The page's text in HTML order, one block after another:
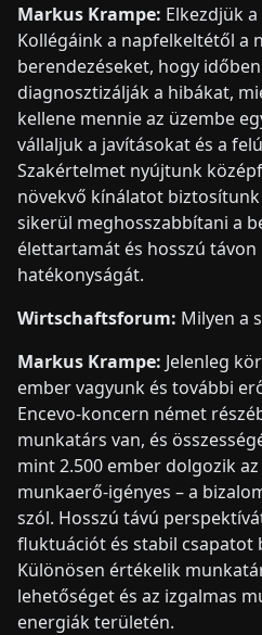
Markus Krampe: Elkezdjük
Kollégáink a napfelkeltétől a
berendezéseket, hogy
diagnosztizálják a hibákat,
kellene mennie az üzembe
vállaljuk a javításokat és a
Szakértelmet nyújtunk
növekvő kínálatot
sikerül meghosszabbítani a
élettartamát és hosszú
hatékonyságát.
Wirtschaftsforum: Milyen a
Markus Krampe: Jelenleg
ember vagyunk és további
Encevo-koncern német
munkatárs van, és
mint 2.500 ember dolgozik
munkaerő-igényes – a
szól. Hosszú távú
fluktuációt és stabil csapatot
Különösen értékelik
lehetőséget és az izgalmas
energiák területén.